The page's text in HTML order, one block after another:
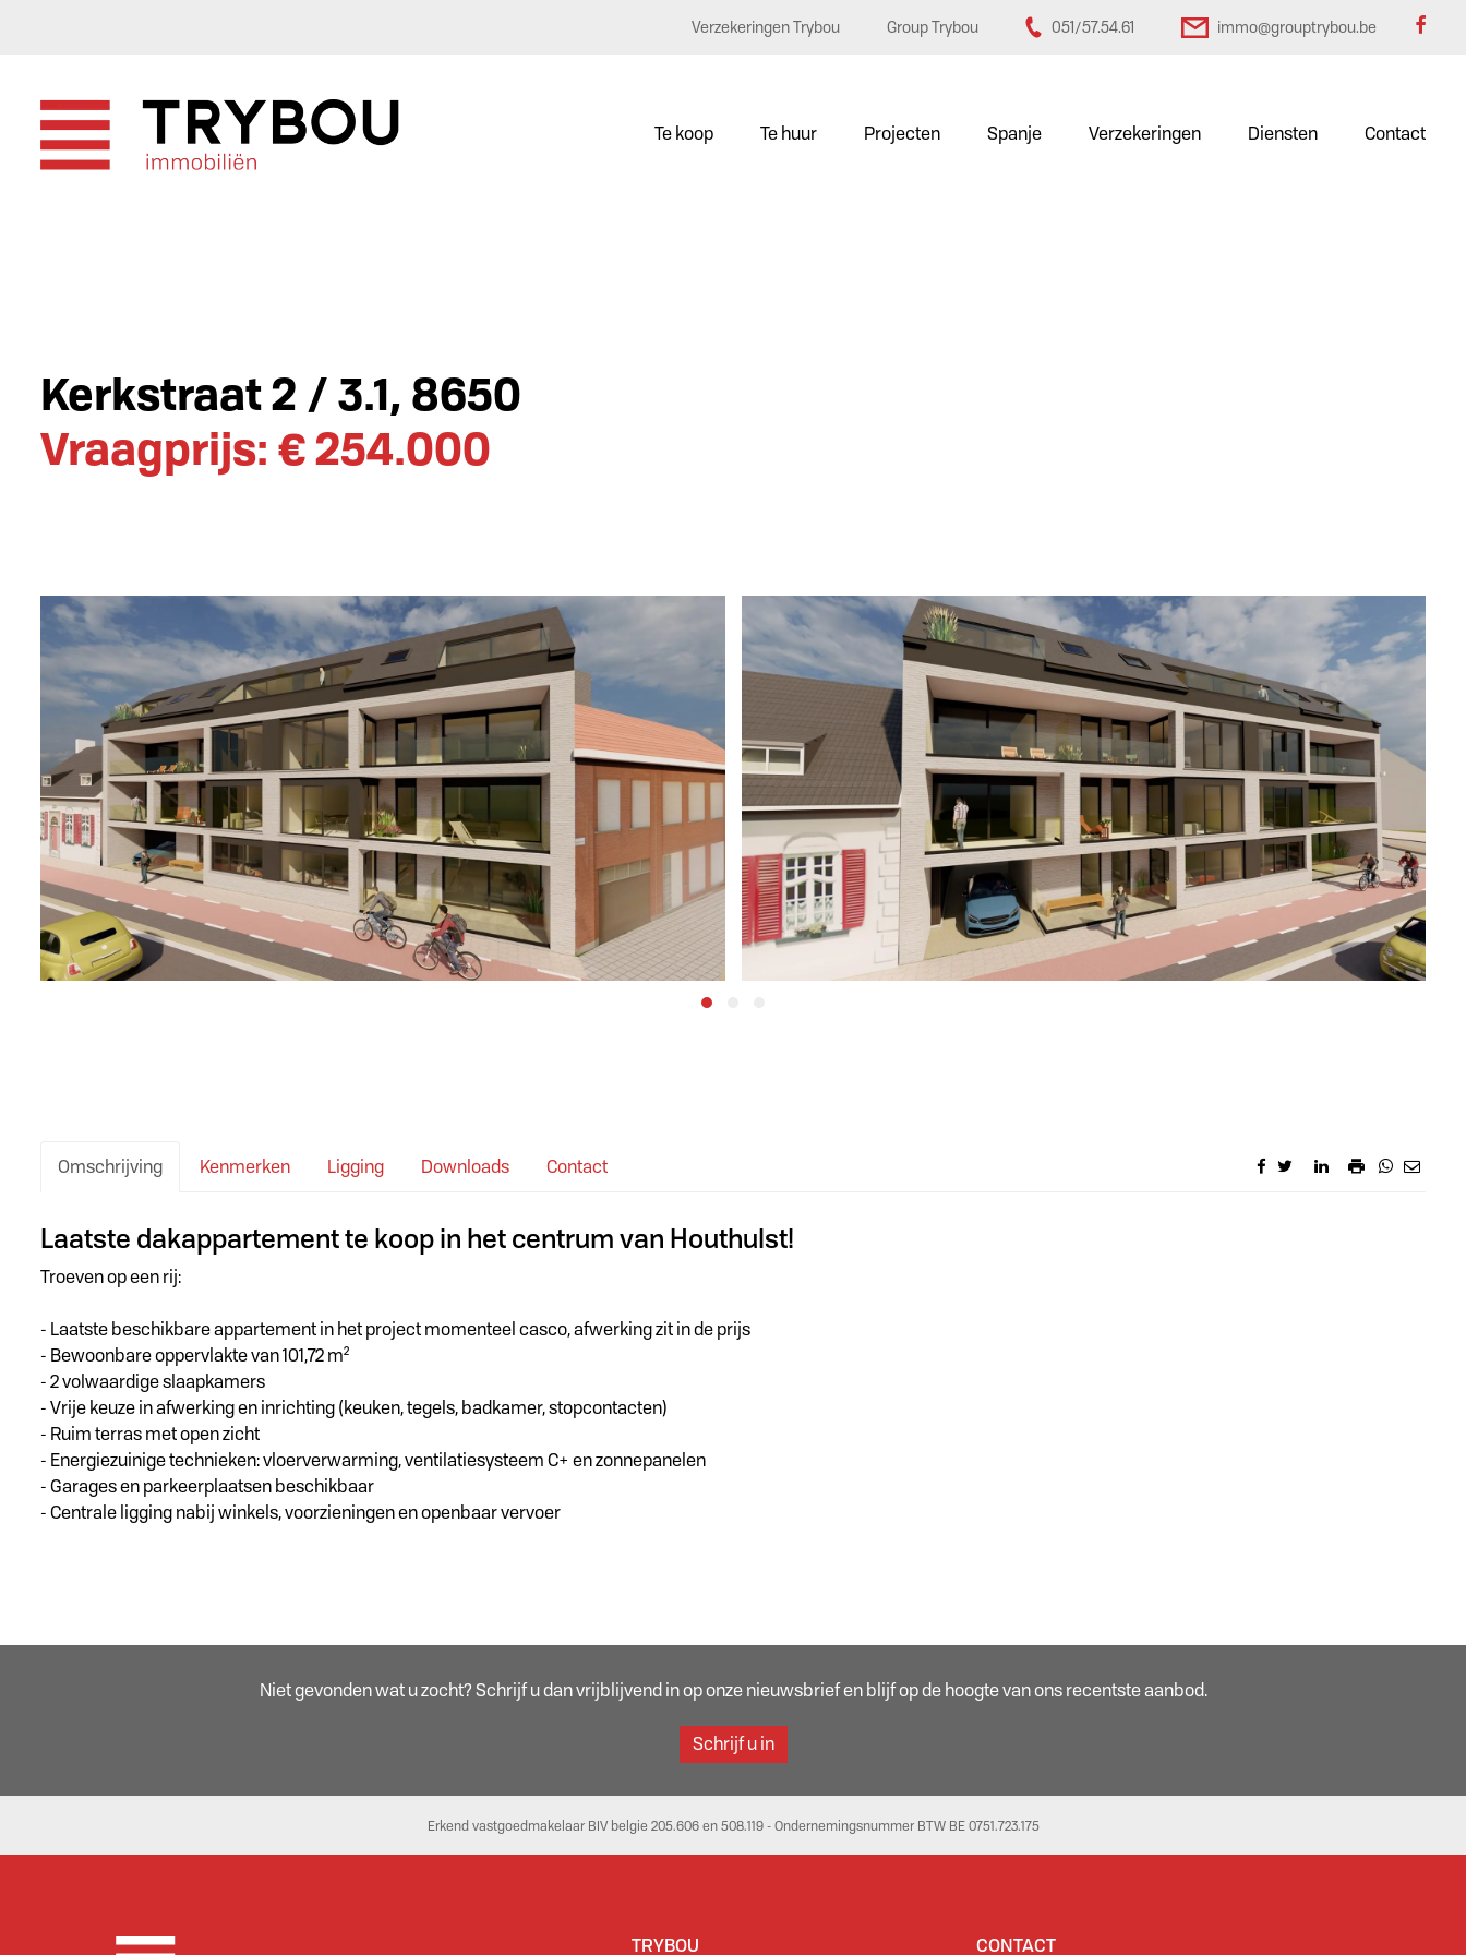
Verzekeringen Trybou Group Trybou 051/57.54.61 immo@grouptrybou.be
Te koop Te huur Projecten Spanje Verzekeringen Diensten Contact
Kerkstraat 2 / 3.1, 8650
Vraagprijs: € 254.000
Omschrijving Kenmerken Ligging Downloads Contact
Omschrijving
Laatste dakappartement te koop in het centrum van Houthulst!
Troeven op een rij:
- Laatste beschikbare appartement in het project momenteel casco, afwerking zit in de prijs
- Bewoonbare oppervlakte van 101,72 m²
- 2 volwaardige slaapkamers
- Vrije keuze in afwerking en inrichting (keuken, tegels, badkamer, stopcontacten)
- Ruim terras met open zicht
- Energiezuinige technieken: vloerverwarming, ventilatiesysteem C+ en zonnepanelen
- Garages en parkeerplaatsen beschikbaar
- Centrale ligging nabij winkels, voorzieningen en openbaar vervoer
Niet gevonden wat u zocht? Schrijf u dan vrijblijvend in op onze nieuwsbrief en blijf op de hoogte van ons recentste aanbod.
Schrijf u in
Erkend vastgoedmakelaar BIV belgie 205.606 en 508.119 - Ondernemingsnummer BTW BE 0751.723.175
TRYBOU CONTACT